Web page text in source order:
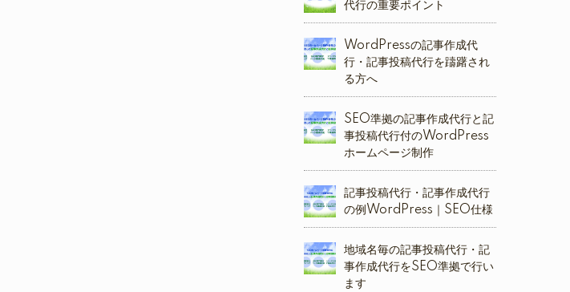
代行の重要ポイント
WordPressの記事作成代
行・記事投稿代行を躊躇され
る方へ
SEO準拠の記事作成代行と記
事投稿代行付のWordPress
ホームページ制作
記事投稿代行・記事作成代行
の例WordPress｜SEO仕様
地域名毎の記事投稿代行・記
事作成代行をSEO準拠で行い
ます